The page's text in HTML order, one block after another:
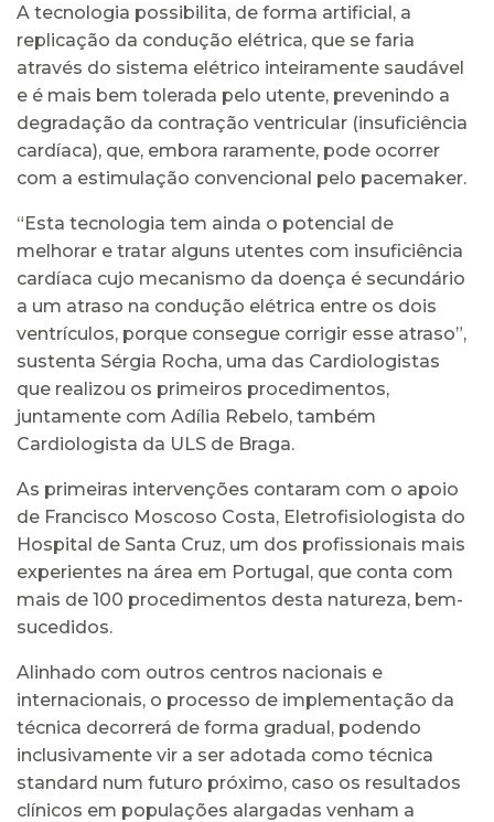
A tecnologia possibilita, de forma artificial, a
replicação da condução elétrica, que se faria
através do sistema elétrico inteiramente saudável
e é mais bem tolerada pelo utente, prevenindo a
degradação da contração ventricular (insuficiência
cardíaca), que, embora raramente, pode ocorrer
com a estimulação convencional pelo pacemaker.
“Esta tecnologia tem ainda o potencial de
melhorar e tratar alguns utentes com insuficiência
cardíaca cujo mecanismo da doença é secundário
a um atraso na condução elétrica entre os dois
ventrículos, porque consegue corrigir esse atraso”,
sustenta Sérgia Rocha, uma das Cardiologistas
que realizou os primeiros procedimentos,
juntamente com Adília Rebelo, também
Cardiologista da ULS de Braga.
As primeiras intervenções contaram com o apoio
de Francisco Moscoso Costa, Eletrofisiologista do
Hospital de Santa Cruz, um dos profissionais mais
experientes na área em Portugal, que conta com
mais de 100 procedimentos desta natureza, bem-
sucedidos.
Alinhado com outros centros nacionais e
internacionais, o processo de implementação da
técnica decorrerá de forma gradual, podendo
inclusivamente vir a ser adotada como técnica
standard num futuro próximo, caso os resultados
clínicos em populações alargadas venham a